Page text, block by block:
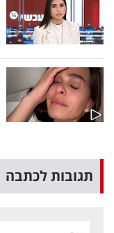
תגובות לכתבה